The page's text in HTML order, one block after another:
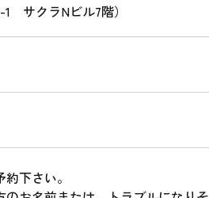
サクラNビル7階）
下さい。